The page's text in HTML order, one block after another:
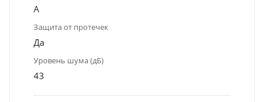
A
Защита от протечек
Да
Уровень шума (дБ)
43